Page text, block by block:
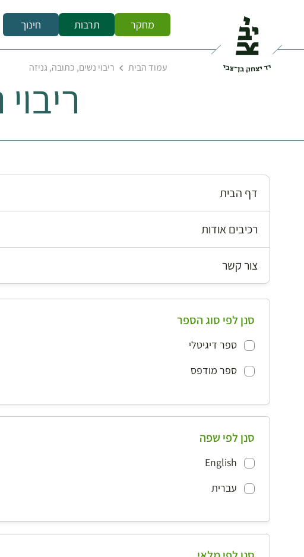
מחקר תרבות חינוך
עמוד הבית ריבוי נשים, כתובה, גניזה
דף הבית
רכיבים אודות
צור קשר
סנן לפי סוג הספר
ספר דיגיטלי
ספר מודפס
סנן לפי שפה
English
עברית